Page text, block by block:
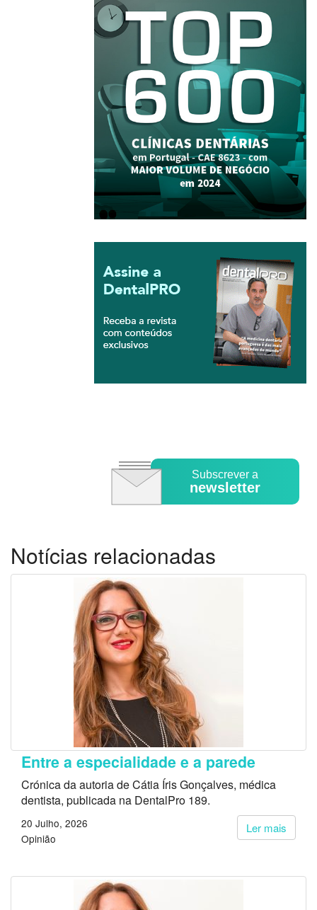
Subscrever a
newsletter
Notícias relacionadas
Entre a especialidade e a parede
Crónica da autoria de Cátia Íris Gonçalves, médica
dentista, publicada na DentalPro 189.
Ler mais
20 Julho, 2026
Opinião